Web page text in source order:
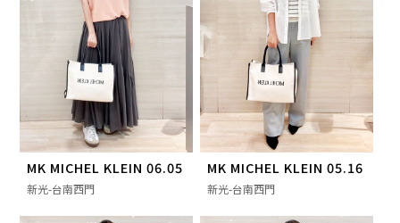
MK MICHEL KLEIN 06.05
新光-台南西門
MK MICHEL KLEIN 05.16
新光-台南西門